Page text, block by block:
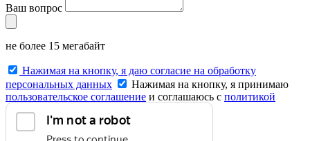
Ваш вопрос
не более 15 мегабайт
Нажимая на кнопку, я даю согласие на обработку
персональных данных
Нажимая на кнопку, я принимаю
пользовательское соглашение и соглашаюсь с политикой
конфиденциальности